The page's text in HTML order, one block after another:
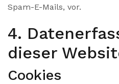
Spam-E-Mails, vor.
4.
dieser
Cookies